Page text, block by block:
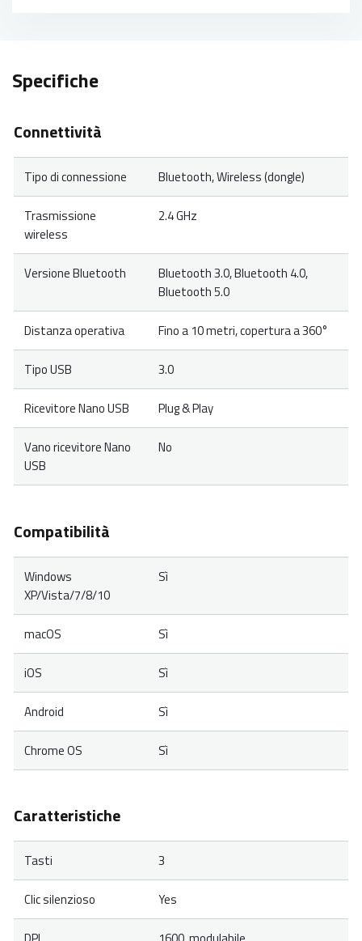
Specifiche
Connettività
Tipo di connessione Bluetooth, Wireless (dongle)
Trasmissione
wireless
2.4 GHz
Versione Bluetooth
Bluetooth 3.0, Bluetooth 4.0,
Bluetooth 5.0
Distanza operativa Fino a 10 metri, copertura a 360°
Tipo USB 3.0
Ricevitore Nano USB Plug & Play
Vano ricevitore Nano
USB
No
Compatibilità
Windows
XP/Vista/7/8/10
Sì
macOS Sì
iOS Sì
Android Sì
Chrome OS Sì
Caratteristiche
Tasti 3
Clic silenzioso Yes